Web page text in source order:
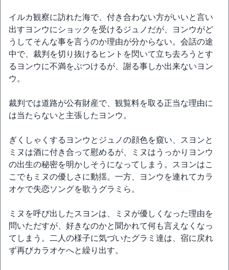
イルカ観察に訪れた海で、付き合わない方がいいと言い
出すヨンウにショックを受けるジュノだが、ヨンウがど
うしてそんな事を言うのか理由が分からない。会話の途
中で、裁判を切り抜けるヒントを閃いて立ち去ろうとす
るヨンウに不満をぶつけるが、謝る事しか出来ないヨン
ウ。
裁判では道路が公有財産で、観覧料を取る正当な理由に
は当たらないと主張したヨンウ。
ぎくしゃくするヨンウとジュノの顔色を窺い、スヨンと
ミヌは酒に付き合って慰めるが、ミヌはうっかりヨンウ
の出生の秘密を明かしそうになってしまう。スヨンはこ
こでもミヌの優しさに動揺。一方、ヨンウを連れてカラ
オケで失恋ソングを歌うグラミら。
ミヌを呼び出したスヨンは、ミヌが優しくなった理由を
問いただすが、好きなのかと聞かれて何も言えなくなっ
てしまう。二人の様子に気づいたグラミ達は、宿に戻れ
ず再びカラオケへと繰り出す。